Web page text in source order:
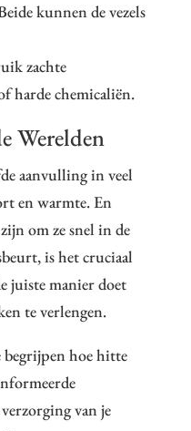
kunnen de vezels
zachte
harde chemicaliën.
Werelden
aanvulling in veel
en warmte. En
om ze snel in de
is het cruciaal
juiste manier doet
te verlengen.
begrijpen hoe hitte
van je